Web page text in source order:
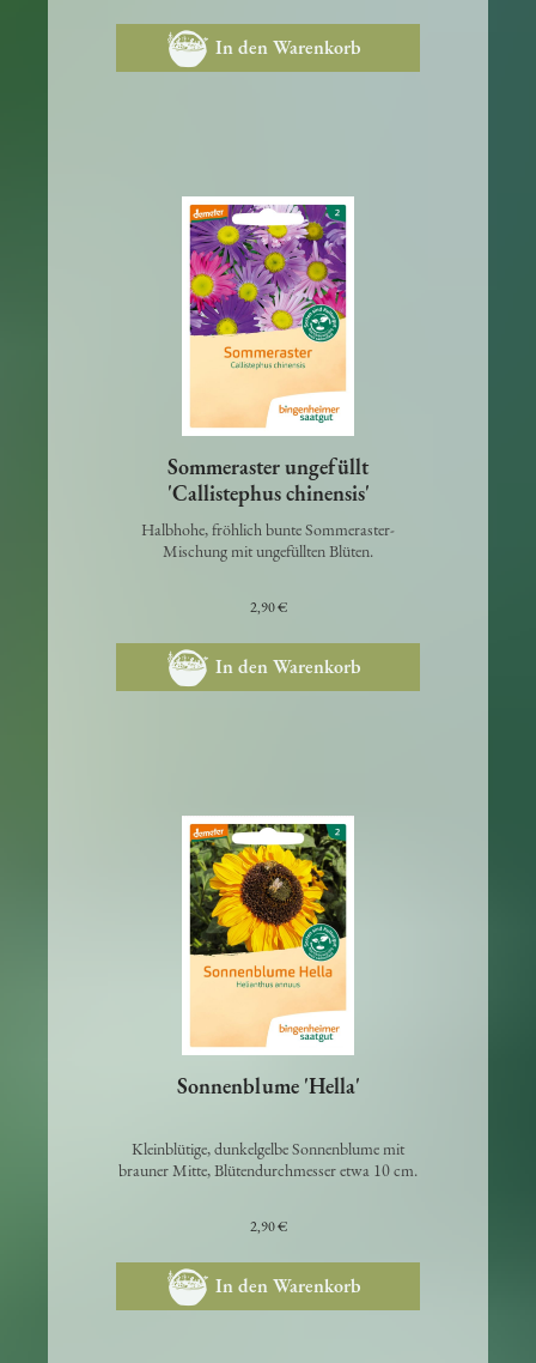
1,95 €
In den Warenkorb
Sommeraster ungefüllt
'Callistephus chinensis'
Halbhohe, fröhlich bunte Sommeraster-
2,90 €
In den Warenkorb
Kleinblütige, dunkelgelbe Sonnenblume mit
2,90 €
In den Warenkorb